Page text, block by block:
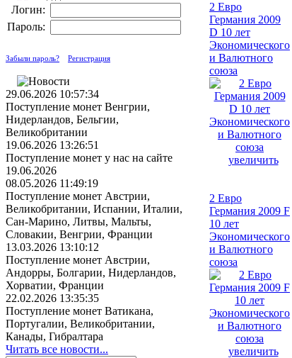
Логин:
Пароль:
Забыли пароль? Регистрация
29.06.2026 10:57:34
Поступление монет Венгрии,
Нидерландов, Бельгии,
Великобритании
19.06.2026 13:26:51
Поступление монет у нас на сайте
19.06.2026
08.05.2026 11:49:19
Поступление монет Австрии,
Великобритании, Испании, Италии,
Сан-Марино, Литвы, Мальты,
Словакии, Венгрии, Франции
13.03.2026 13:10:12
Поступление монет Австрии,
Андорры, Болгарии, Нидерландов,
Хорватии, Франции
22.02.2026 13:35:35
Поступление монет Ватикана,
Португалии, Великобритании,
Канады, Гибралтара
Читать все новости...
2 Евро
Германия 2009
D 10 лет
Экономического
и Валютного
союза
увеличить
2 Евро
Германия 2009 F
10 лет
Экономического
и Валютного
союза
увеличить